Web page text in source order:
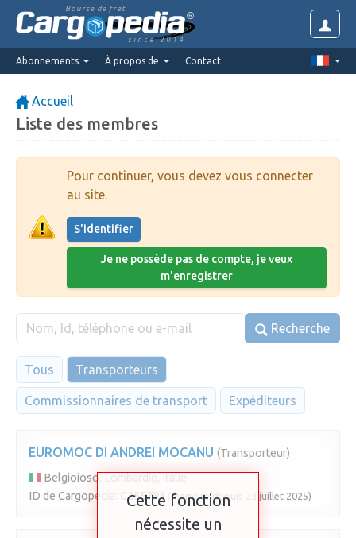
Bourse de fret
since 2014
Abonnements À propos de Contact
Accueil
Liste des membres
Pour continuer, vous devez vous connecter
au site.
S'identifier
Je ne possède pas de compte, je veux
m'enregistrer
Recherche
Tous Transporteurs
Commissionnaires de transport Expéditeurs
EUROMOC DI ANDREI MOCANU (Transporteur)
Belgioioso, Lombardie, Italie
ID de Cargopedia:
C255793 (membre depuis 23 juillet 2025)
Cette fonction
nécessite un